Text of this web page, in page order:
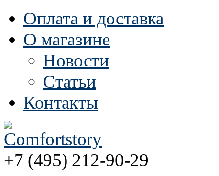
Оплата и доставка
О магазине
Новости
Статьи
Контакты
+7 (495) 212-90-29